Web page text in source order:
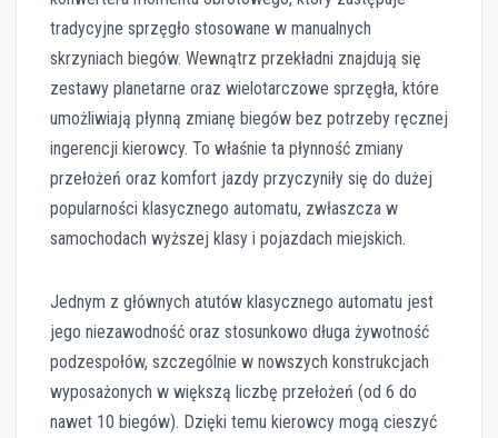
tradycyjne sprzęgło stosowane w manualnych
skrzyniach biegów. Wewnątrz przekładni znajdują się
zestawy planetarne oraz wielotarczowe sprzęgła, które
umożliwiają płynną zmianę biegów bez potrzeby ręcznej
ingerencji kierowcy. To właśnie ta płynność zmiany
przełożeń oraz komfort jazdy przyczyniły się do dużej
popularności klasycznego automatu, zwłaszcza w
samochodach wyższej klasy i pojazdach miejskich.
Jednym z głównych atutów klasycznego automatu jest
jego niezawodność oraz stosunkowo długa żywotność
podzespołów, szczególnie w nowszych konstrukcjach
wyposażonych w większą liczbę przełożeń (od 6 do
nawet 10 biegów). Dzięki temu kierowcy mogą cieszyć